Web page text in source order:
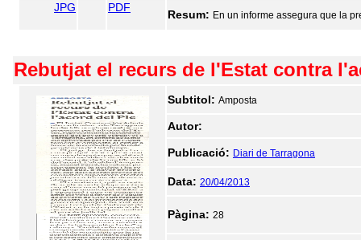
JPG PDF
Resum: En un informe assegura que la
Rebutjat el recurs de l'Estat contra
Subtitol: Amposta
Autor:
Publicació: Diari de Tarragona
Data: 20/04/2013
Pàgina: 28